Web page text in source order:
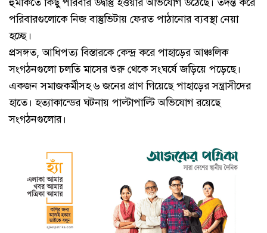
পরিবারগুলোকে নিজ বাস্তুভিটায় ফেরত পাঠানোর ব্যবস্থা নেয়া
হচ্ছে।
প্রসঙ্গত, আধিপত্য বিস্তারকে কেন্দ্র করে পাহাড়ের আঞ্চলিক
সংগঠনগুলো চলতি মাসের শুরু থেকে সংঘর্ষে জড়িয়ে পড়েছে।
একজন সমাজকর্মীসহ ৬ জনের প্রাণ গিয়েছে পাহাড়ের সন্ত্রাসীদের
হাতে। হত্যাকান্ডের ঘটনায় পাল্টাপাল্টি অভিযোগ রয়েছে
সংগঠনগুলোর।